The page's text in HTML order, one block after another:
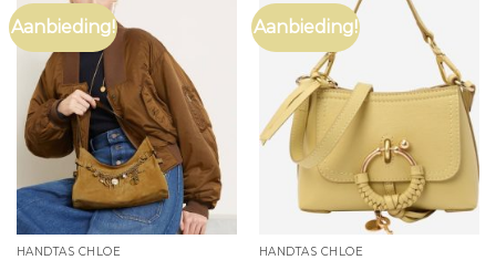
Aanbieding!
HANDTAS CHLOE
Aanbieding!
HANDTAS CHLOE